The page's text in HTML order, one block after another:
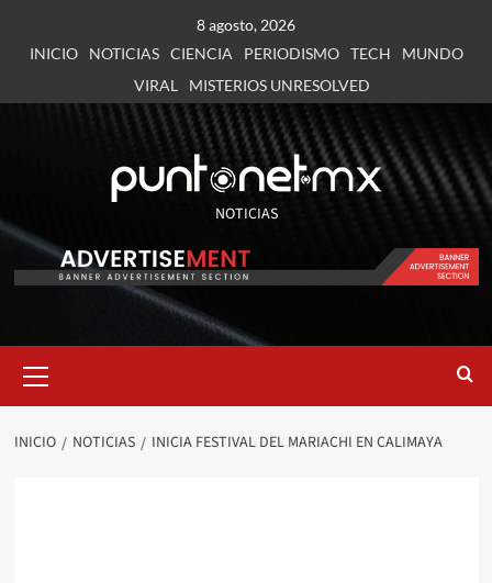
8 agosto, 2026
INICIO
NOTICIAS CIENCIA PERIODISMO TECH
MUNDO
VIRAL
MISTERIOS UNRESOLVED
NOTICIAS
INICIO NOTICIAS INICIA FESTIVAL DEL MARIACHI EN CALIMAYA